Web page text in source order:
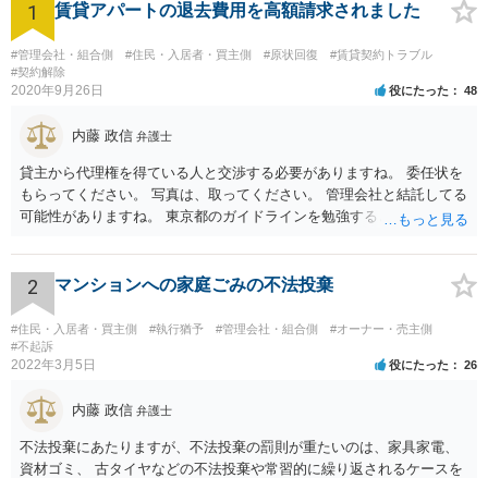
1 賃貸アパートの退去費用を高額請求されました
#管理会社・組合側 #住民・入居者・買主側 #原状回復
#賃貸契約トラブル
#契約解除
2020年9月26日 役にたった 48
内藤 政信 弁護士
貸主から代理権を得ている人と交渉する必要がありますね。 委任状を
もらってください。 写真は、取ってください。 管理会社と結託してる
可能性がありますね。 東京都のガイドラインを勉強するといいでしょ
2 マンションへの家庭ごみの不法投棄
#住民・入居者・買主側 #執行猶予 #管理会社・組合側
#オーナー・売主側
#不起訴
2022年3月5日 役にたった 26
内藤 政信 弁護士
不法投棄にあたりますが、不法投棄の罰則が重たいのは、家具家電、
資材ゴミ、 古タイヤなどの不法投棄や常習的に繰り返されるケースを